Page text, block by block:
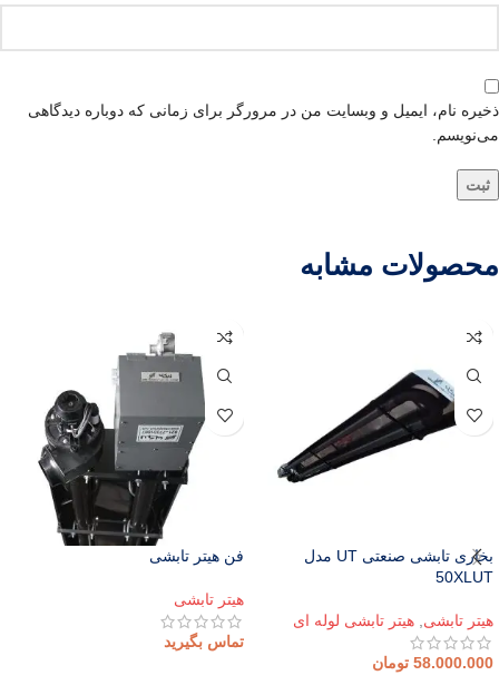
ذخیره نام، ایمیل و وبسایت من در مرورگر برای زمانی که دوباره دیدگاهی
می‌نویسم.
محصولات مشابه
بخاری تابشی صنعتی UT مدل
50XLUT
هیتر تابشی هیتر تابشی لوله ای
58.000.000 تومان
فن هیتر تابشی
هیتر تابشی
تماس بگیرید